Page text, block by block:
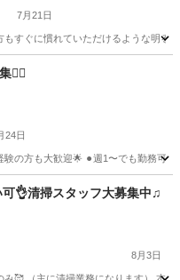
7月21日
もすぐに慣れていただけるような明
🙋‍♂️
24日
の方も大歓迎🌟 ⚫︎週1〜でも勤務可
👌清掃スタッフ大募集中♫
8月3日